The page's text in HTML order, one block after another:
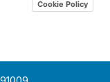
Cookie Policy